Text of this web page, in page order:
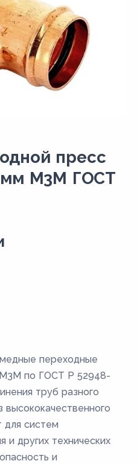
пресс
мм М3М ГОСТ
переходные
М3М по ГОСТ Р 52948-
труб разного
для систем
и других технических
и